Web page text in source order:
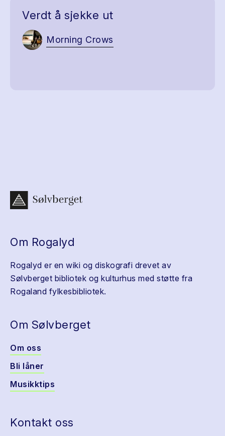
Verdt å sjekke ut
Morning Crows
Om Rogalyd
Rogalyd er en wiki og diskografi drevet av
Sølvberget bibliotek og kulturhus med støtte fra
Rogaland fylkesbibliotek.
Om Sølvberget
Om oss
Bli låner
Musikktips
Kontakt oss